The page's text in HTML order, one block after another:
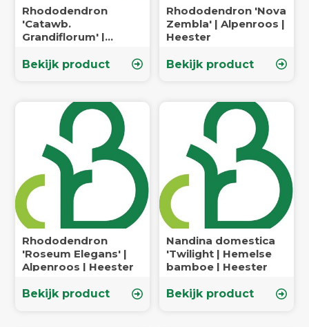
Rhododendron
'Catawb.
Grandiflorum' |
Bekijk product
Rhododendron 'Nova
Zembla' | Alpenroos |
Heester
Bekijk product
Rhododendron
'Roseum Elegans' |
Alpenroos | Heester
Bekijk product
Nandina domestica
'Twilight | Hemelse
bamboe | Heester
Bekijk product